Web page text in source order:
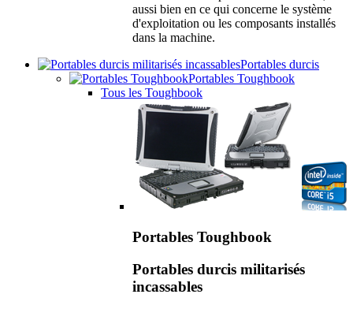
aussi bien en ce qui concerne le système
d'exploitation ou les composants installés
dans la machine.
Portables durcis
Portables Toughbook
Tous les Toughbook
Portables Toughbook
Portables durcis militarisés
incassables